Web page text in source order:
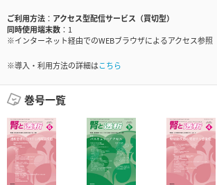
ご利用方法
アクセス型配信サービス（買切型）
同時使用端末数
1
※インターネット経由でのWEBブラウザによるアクセス参照
※導入・利用方法の詳細はこちら
巻号一覧